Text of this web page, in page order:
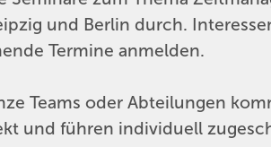
und Berlin durch.
Termine anmelden.
Teams oder Abteilungen
und führen individuell